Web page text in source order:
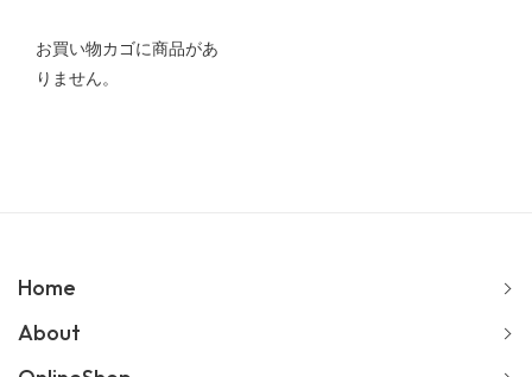
お買い物カゴに商品があ
りません。
Home
About